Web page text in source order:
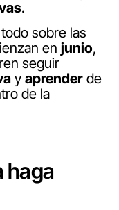
.
sobre las
en junio,
seguir
y aprender de
de la
haga